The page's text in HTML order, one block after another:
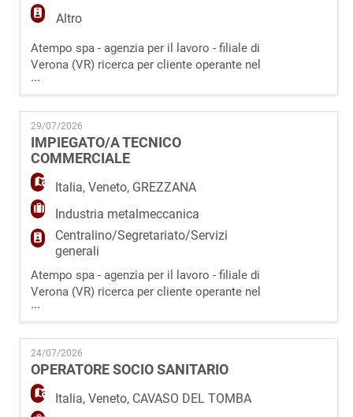
Altro
Atempo spa - agenzia per il lavoro - filiale di
Verona (VR) ricerca per cliente operante nel
settore della cartotecnica con sede
a Pescantina (VR) un Operaio/a Cartotecnico
– Addetto al Taglio da inserire in organico.
La risorsa si occuperà di: - Caricare e
scaricare i materiali sulle macchine da taglio
e controllare, in maniera costante, la
...
29/07/2026
IMPIEGATO/A TECNICO
COMMERCIALE
Italia,Veneto, GREZZANA
Industria metalmeccanica
Centralino/Segretariato/Servizi
generali
Atempo spa - agenzia per il lavoro - filiale di
Verona (VR) ricerca per cliente operante nel
settore della metalmeccanica con sede a
Grezzana (VR) un Impiegato/a Generico da
inserire in organico. La risorsa si occuperà
di: - Gestione delle chiamate in entrata e in
uscita, smistamento delle telefonate ai vari
reparti e presa di messaggi; - Acco
...
24/07/2026
OPERATORE SOCIO SANITARIO
Italia,Veneto, CAVASO DEL TOMBA